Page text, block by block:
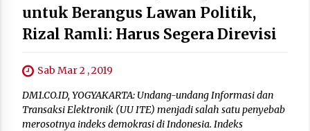
untuk Berangus Lawan Politik,
Rizal Ramli: Harus Segera Direvisi
Sab Mar 2 , 2019
DM1.CO.ID, YOGYAKARTA: Undang-undang Informasi dan
Transaksi Elektronik (UU ITE) menjadi salah satu penyebab
merosotnya indeks demokrasi di Indonesia. Indeks